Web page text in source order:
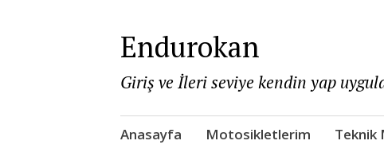
Endurokan
Giriş ve İleri seviye kendin yap
Skip
Anasayfa Motosikletlerim Teknik